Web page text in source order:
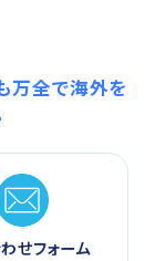
万全で海外を
せフォーム